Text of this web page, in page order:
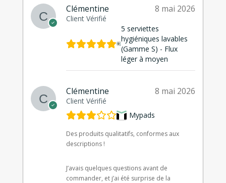
Clémentine
Client Vérifié
8 mai 2026
5 serviettes
hygiéniques lavables
(Gamme S) - Flux
léger à moyen
Clémentine
Client Vérifié
8 mai 2026
Mypads
Des produits qualitatifs, conformes aux
descriptions !
J’avais quelques questions avant de
commander, et j’ai été surprise de la